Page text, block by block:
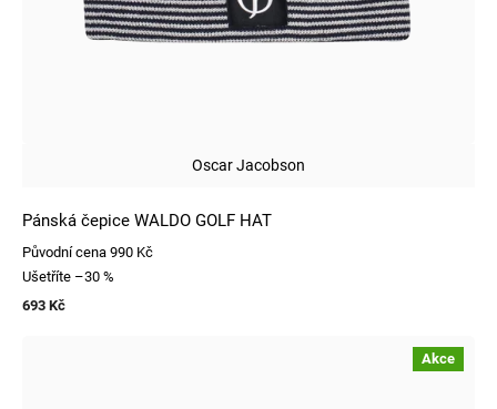
Oscar Jacobson
Pánská čepice WALDO GOLF HAT
Původní cena 990 Kč
Ušetříte –30 %
693 Kč
Akce